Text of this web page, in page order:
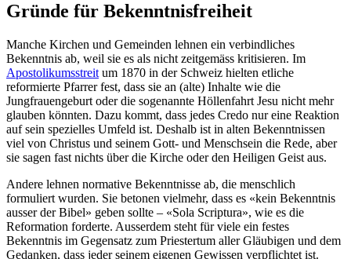
Gründe für Bekenntnisfreiheit
Manche Kirchen und Gemeinden lehnen ein verbindliches
Bekenntnis ab, weil sie es als nicht zeitgemäss kritisieren. Im
Apostolikumsstreit um 1870 in der Schweiz hielten etliche
reformierte Pfarrer fest, dass sie an (alte) Inhalte wie die
Jungfrauengeburt oder die sogenannte Höllenfahrt Jesu nicht mehr
glauben könnten. Dazu kommt, dass jedes Credo nur eine Reaktion
auf sein spezielles Umfeld ist. Deshalb ist in alten Bekenntnissen
viel von Christus und seinem Gott- und Menschsein die Rede, aber
sie sagen fast nichts über die Kirche oder den Heiligen Geist aus.
Andere lehnen normative Bekenntnisse ab, die menschlich
formuliert wurden. Sie betonen vielmehr, dass es «kein Bekenntnis
ausser der Bibel» geben sollte – «Sola Scriptura», wie es die
Reformation forderte. Ausserdem steht für viele ein festes
Bekenntnis im Gegensatz zum Priestertum aller Gläubigen und dem
Gedanken, dass jeder seinem eigenen Gewissen verpflichtet ist.